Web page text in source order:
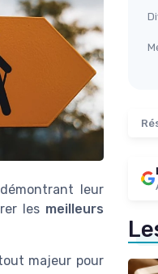
leur
les meilleurs
majeur pour